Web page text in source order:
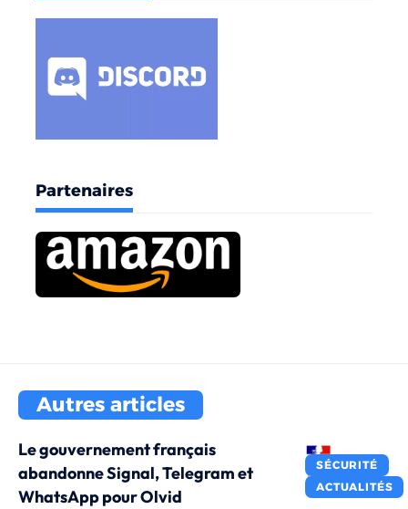
Partenaires
Autres articles
SÉCURITÉ
ACTUALITÉS
Le gouvernement français
abandonne Signal, Telegram et
WhatsApp pour Olvid